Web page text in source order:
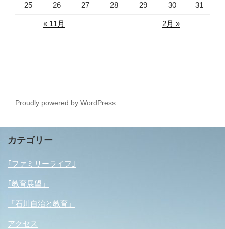
25 26 27 28 29 30 31
« 11月 2月 »
Proudly powered by WordPress
カテゴリー
｢ファミリーライフ｣
｢教育展望」
「石川自治と教育」
アクセス